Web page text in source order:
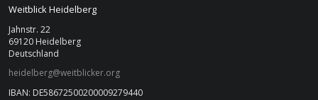
Jahreshauptversammlung beschließt
Bildungseis 2023
Weitblick Heidelberg
Jahnstr. 22
69120 Heidelberg
Deutschland
heidelberg@weitblicker.org
IBAN: DE58672500200009279440